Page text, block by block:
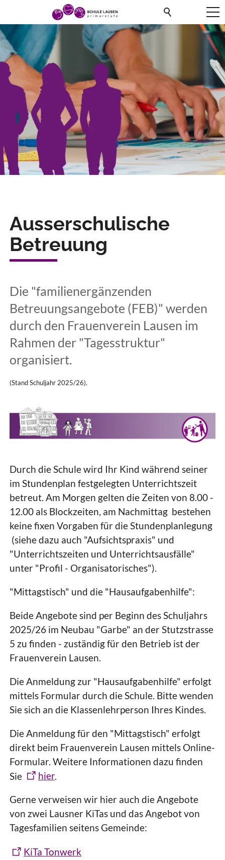
Ausserschulische
Betreuung
Die "familienergänzenden
Betreuungsangebote (FEB)" werden
durch den Frauenverein Lausen im
Rahmen der "Tagesstruktur"
organisiert.
(Stand Schuljahr 2025/26).
Durch die Schule wird Ihr Kind während seiner
im Stundenplan festgelegten Unterrichtszeit
betreut. Am Morgen gelten die Zeiten von 8.00 -
12.00 als Blockzeiten, am Nachmittag bestehen
keine fixen Vorgaben für die Stundenplanlegung
(siehe dazu auch "Aufsichtspraxis" und
"Unterrichtszeiten und Unterrichtsausfälle"
unter "Profil - Organisatorisches").
"Mittagstisch" und die "Hausaufgabenhilfe":
Beide Angebote sind per Beginn des Schuljahrs
2025/26 im Neubau "Garbe" an der Stutzstrasse
5 zu finden - zuständig für den Betrieb ist der
Frauenverein Lausen.
Die Anmeldung zur "Hausaufgabenhilfe" erfolgt
mittels Formular durch die Schule. Bitte wenden
Sie sich an die Klassenlehrperson Ihres Kindes.
Die Anmeldung für den "Mittagstisch" erfolgt
direkt beim Frauenverein Lausen mittels Online-
Formular. Weitere Informationen dazu finden
Sie
hier.
Gerne verweisen wir hier auch die Angebote
von zwei Lausner KiTas und das Angebot von
Tagesfamilien seitens Gemeinde:
KiTa Tonwerk